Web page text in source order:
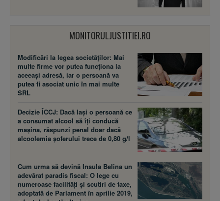
MONITORULJUSTITIEI.RO
multe firme vor putea funcţiona la
putea fi asociat unic în mai multe
SRL
Decizie ÎCCJ: Dacă laşi o persoană ce
a consumat alcool să îţi conducă
alcoolemia şoferului trece de 0,80 g/l
Cum urma să devină Insula Belina un
adoptată de Parlament în aprilie 2019,
a fost declarată ulterior
neconstituţională